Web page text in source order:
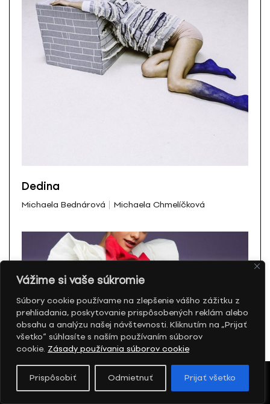
Vážime si vaše súkromie
Súbory cookie používame na zlepšenie vášho zážitku z
prehliadania, poskytovanie prispôsobených reklám alebo
obsahu a analýzu našej návštevnosti. Kliknutím na „Prijať
všetko“ súhlasíte s naším používaním súborov
cookie. Zásady používania súborov cookie
Prispôsobiť Odmietnuť Prijať všetko
Dedina
Michaela Bednárová Michaela Chmelíčková